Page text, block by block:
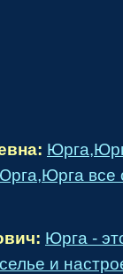
все
Юрга -
и